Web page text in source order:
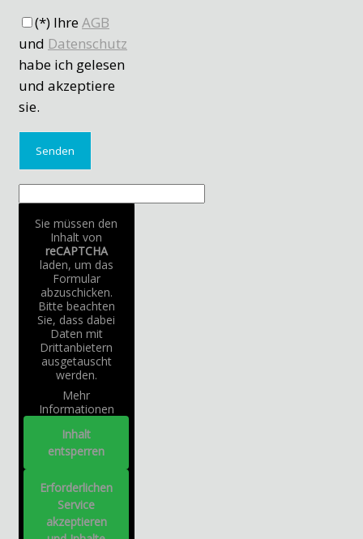
(*) IhreAGB
und Datenschutz
habe ich gelesen
und akzeptiere
sie.
Sie müssen den
Inhalt von
reCAPTCHA
laden, um das
Formular
abzuschicken.
Bitte beachten
Sie, dass dabei
Daten mit
Drittanbietern
ausgetauscht
werden.
Mehr
Informationen
Inhalt
entsperren
Erforderlichen
Service
akzeptieren